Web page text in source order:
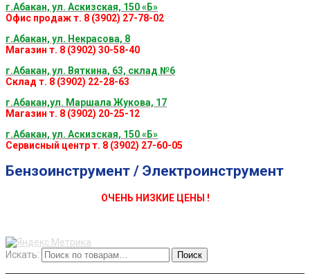
г.Абакан, ул. Аскизская, 150 «Б»
Офис продаж т. 8 (3902) 27-78-02
г.Абакан, ул. Некрасова, 8
Магазин т. 8 (3902) 30-58-40
г.Абакан, ул. Вяткина, 63, склад №6
Склад т. 8 (3902) 22-28-63
г.Абакан,ул. Маршала Жукова, 17
Магазин т. 8 (3902) 20-25-12
г.Абакан, ул. Аскизская, 150 «Б»
Сервисный центр т. 8 (3902) 27-60-05
Бензоинструмент / Электроинструмент
ОЧЕНЬ НИЗКИЕ ЦЕНЫ !
Искать: Поиск